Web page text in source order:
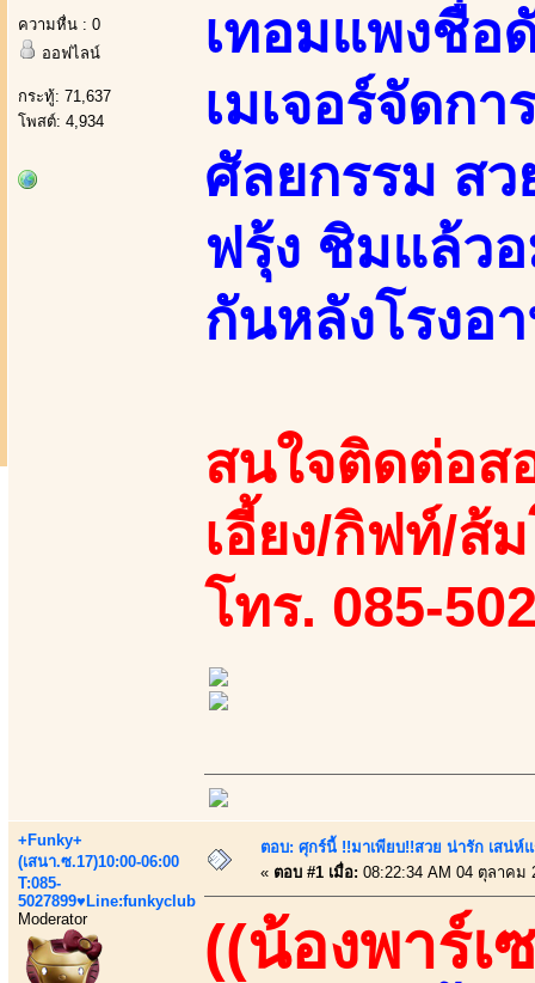
ความหื่น : 0
ออฟไลน์
กระทู้: 71,637
โพสต์: 4,934
เทอมแพงชื่อ
เมเจอร์จัดกา
ศัลยกรรม สว
ฟรุ้ง ชิมแล้ว
กันหลังโรงอ
สนใจติดต่อส
เอี้ยง/กิฟท์/ส้
โทร. 085-
+Funky+
(เสนา.ซ.17)10:00-06:00
T:085-
5027899♥Line:funkyclub
Moderator
ตอบ: ศุกร์นี้ !!มาเพียบ!!สวย น่ารัก เสน่ห์
« ตอบ #1 เมื่อ: 08:22:34 AM 04 ตุลาคม
((น้องพาร์เ